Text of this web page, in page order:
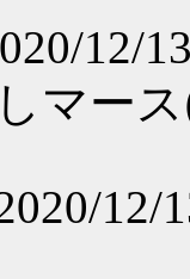
12/
マー
12/